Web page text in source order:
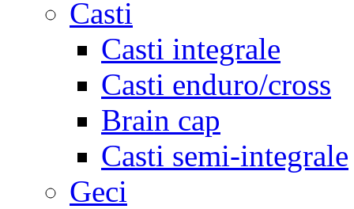
Casti
Casti integrale
Casti enduro/cross
Brain cap
Casti semi-integrale
Geci